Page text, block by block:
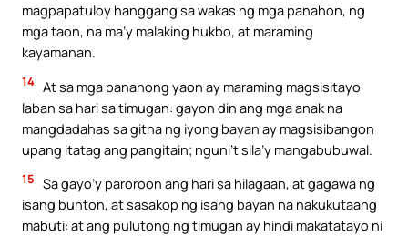
magpapatuloy hanggang sa wakas ng mga panahon, ng
mga taon, na ma’y malaking hukbo, at maraming
kayamanan.
14 At sa mga panahong yaon ay maraming magsisitayo
laban sa hari sa timugan: gayon din ang mga anak na
mangdadahas sa gitna ng iyong bayan ay magsisibangon
upang itatag ang pangitain; nguni’t sila’y mangabubuwal.
15 Sa gayo’y paroroon ang hari sa hilagaan, at gagawa ng
isang bunton, at sasakop ng isang bayan na nakukutaang
mabuti: at ang pulutong ng timugan ay hindi makatatayo ni